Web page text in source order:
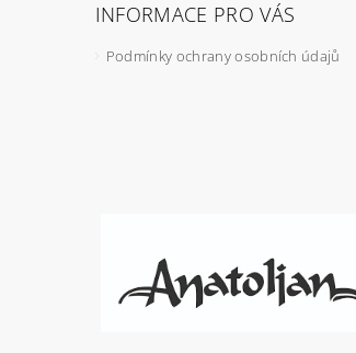
INFORMACE PRO VÁS
Podmínky ochrany osobních údajů